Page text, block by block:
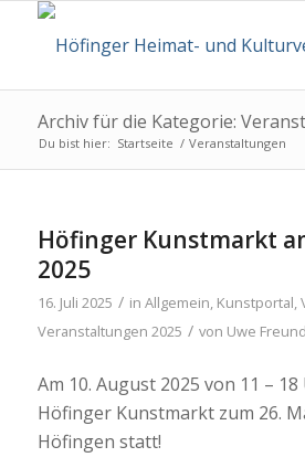
Archiv für die Kategorie:
Du bist hier: Startseite / Veranstaltungen
Höfinger Kunstmarkt
2025
16. Juli 2025 / in Allgemein, Kunstportal,
Veranstaltungen 2025 / von Uwe Freund
Am 10. August 2025 von 11 –
Höfinger Kunstmarkt zum 26.
Höfingen statt!